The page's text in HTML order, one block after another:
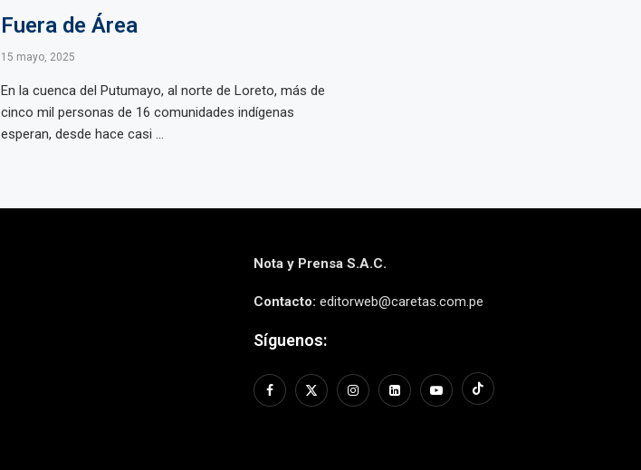
Fuera de Área
15 mayo, 2025
En la cuenca del Putumayo, al norte de Loreto, más de
cinco mil personas de 16 comunidades indígenas
esperan, desde hace casi ...
Nota y Prensa S.A.C.
Contacto: editorweb@caretas.com.pe
Síguenos: